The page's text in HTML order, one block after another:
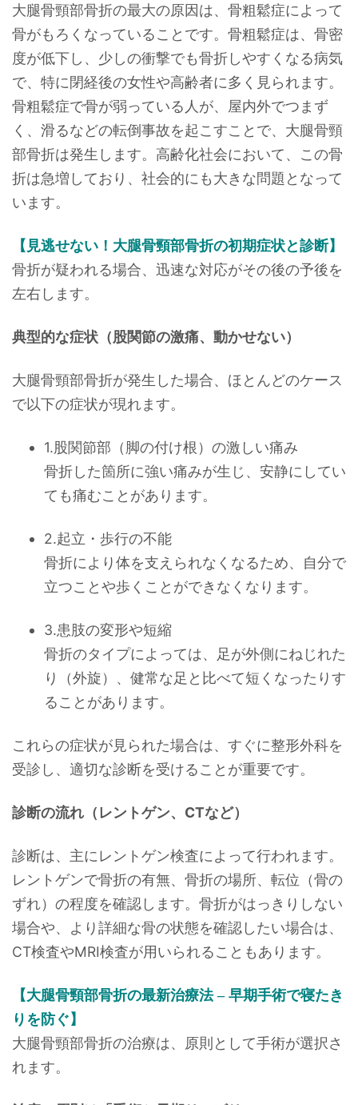
大腿骨頸部骨折の最大の原因は、骨粗鬆症によって
骨がもろくなっていることです。骨粗鬆症は、骨密
度が低下し、少しの衝撃でも骨折しやすくなる病気
で、特に閉経後の女性や高齢者に多く見られます。
骨粗鬆症で骨が弱っている人が、屋内外でつまず
く、滑るなどの転倒事故を起こすことで、大腿骨頸
部骨折は発生します。高齢化社会において、この骨
折は急増しており、社会的にも大きな問題となって
います。
【見逃せない！大腿骨頸部骨折の初期症状と診断】
骨折が疑われる場合、迅速な対応がその後の予後を
左右します。
典型的な症状（股関節の激痛、動かせない）
大腿骨頸部骨折が発生した場合、ほとんどのケース
で以下の症状が現れます。
1.股関節部（脚の付け根）の激しい痛み
骨折した箇所に強い痛みが生じ、安静にしてい
ても痛むことがあります。
2.起立・歩行の不能
骨折により体を支えられなくなるため、自分で
立つことや歩くことができなくなります。
3.患肢の変形や短縮
骨折のタイプによっては、足が外側にねじれた
り（外旋）、健常な足と比べて短くなったりす
ることがあります。
これらの症状が見られた場合は、すぐに整形外科を
受診し、適切な診断を受けることが重要です。
診断の流れ（レントゲン、CTなど）
診断は、主にレントゲン検査によって行われます。
レントゲンで骨折の有無、骨折の場所、転位（骨の
ずれ）の程度を確認します。骨折がはっきりしない
場合や、より詳細な骨の状態を確認したい場合は、
CT検査やMRI検査が用いられることもあります。
【大腿骨頸部骨折の最新治療法 – 早期手術で寝たき
りを防ぐ】
大腿骨頸部骨折の治療は、原則として手術が選択さ
れます。